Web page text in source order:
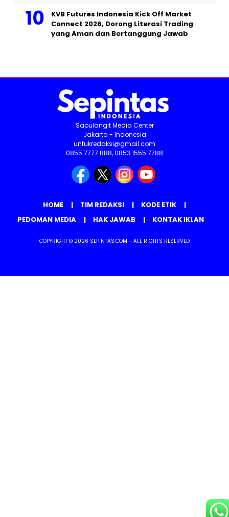
KVB Futures Indonesia Kick Off Market
Connect 2026, Dorong Literasi Trading
yang Aman dan Bertanggung Jawab
Sapulangit Media Center
Jakarta - Indonesia
untukredaksi@gmail.com
0855 7777 888, 0853 1555 7788
HOME TIM REDAKSI
KODE ETIK
PEDOMAN MEDIA
HAK JAWAB KONTAK IKLAN
COPYRIGHT © 2026 SEPINTAS.COM - ALL RIGHTS RESERVED